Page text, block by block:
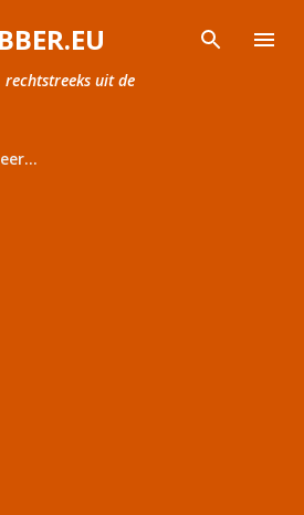
naar hoofdcontent
uit de